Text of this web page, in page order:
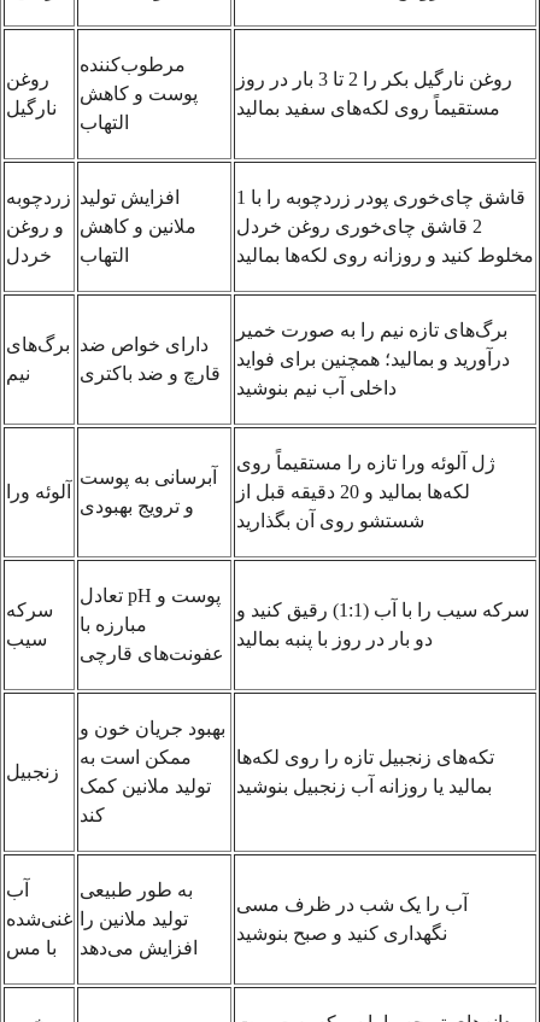
روغن
نارگیل
مرطوب‌کننده
پوست و کاهش
التهاب
روغن نارگیل بکر را 2 تا 3 بار در روز
مستقیماً روی لکه‌های سفید بمالید
زردچوبه
و روغن
خردل
افزایش تولید
ملانین و کاهش
التهاب
1 قاشق چای‌خوری پودر زردچوبه را با
2 قاشق چای‌خوری روغن خردل
مخلوط کنید و روزانه روی لکه‌ها بمالید
برگ‌های
نیم
دارای خواص ضد
قارچ و ضد باکتری
برگ‌های تازه نیم را به صورت خمیر
درآورید و بمالید؛ همچنین برای فواید
داخلی آب نیم بنوشید
آلوئه ورا
آبرسانی به پوست
و ترویج بهبودی
ژل آلوئه ورا تازه را مستقیماً روی
لکه‌ها بمالید و 20 دقیقه قبل از
شستشو روی آن بگذارید
سرکه
سیب
تعادل pH پوست و
مبارزه با
عفونت‌های قارچی
سرکه سیب را با آب (1:1) رقیق کنید و
دو بار در روز با پنبه بمالید
زنجبیل
بهبود جریان خون و
ممکن است به
تولید ملانین کمک
کند
تکه‌های زنجبیل تازه را روی لکه‌ها
بمالید یا روزانه آب زنجبیل بنوشید
آب
غنی‌شده
با مس
به طور طبیعی
تولید ملانین را
افزایش می‌دهد
آب را یک شب در ظرف مسی
نگهداری کنید و صبح بنوشید